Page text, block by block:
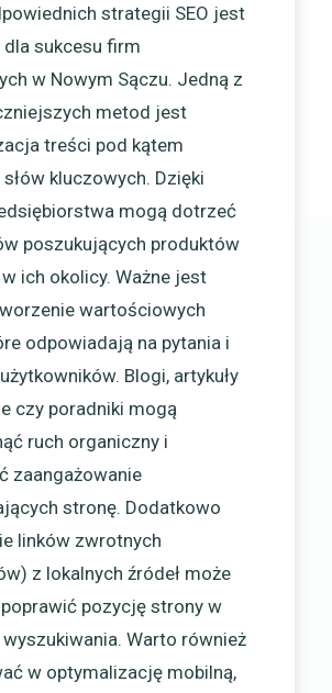
strategii SEO jest
sukcesu firm
w Nowym Sączu. Jedną z
metod jest
treści pod kątem
kluczowych. Dzięki
mogą dotrzeć
poszukujących produktów
w ich okolicy. Ważne jest
wartościowych
odpowiadają na pytania i
Blogi, artykuły
czy poradniki mogą
ruch organiczny i
zaangażowanie
stronę. Dodatkowo
linków zwrotnych
z lokalnych źródeł może
pozycję strony w
Warto również
w optymalizację mobilną,